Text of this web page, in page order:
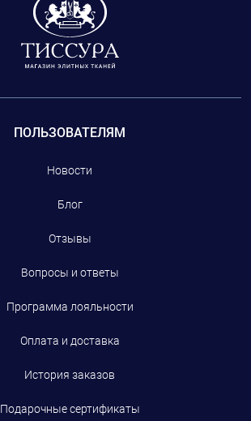
ПОЛЬЗОВАТЕЛЯМ
Новости
Блог
Отзывы
Вопросы и ответы
Программа лояльности
Оплата и доставка
История заказов
Подарочные сертификаты